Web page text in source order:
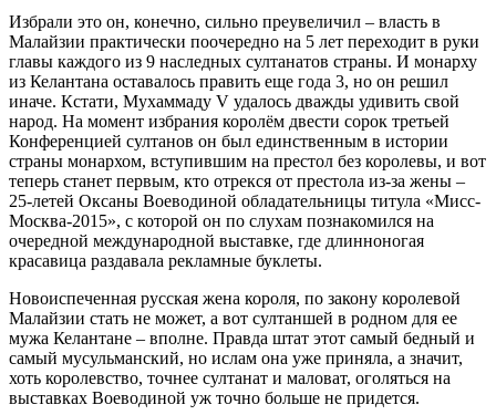
Избрали это он, конечно, сильно преувеличил – власть в
Малайзии практически поочередно на 5 лет переходит в руки
главы каждого из 9 наследных султанатов страны. И монарху
из Келантана оставалось править еще года 3, но он решил
иначе. Кстати, Мухаммаду V удалось дважды удивить свой
народ. На момент избрания королём двести сорок третьей
Конференцией султанов он был единственным в истории
страны монархом, вступившим на престол без королевы, и вот
теперь станет первым, кто отрекся от престола из-за жены –
25-летей Оксаны Воеводиной обладательницы титула «Мисс-
Москва-2015», с которой он по слухам познакомился на
очередной международной выставке, где длинноногая
красавица раздавала рекламные буклеты.
Новоиспеченная русская жена короля, по закону королевой
Малайзии стать не может, а вот султаншей в родном для ее
мужа Келантане – вполне. Правда штат этот самый бедный и
самый мусульманский, но ислам она уже приняла, а значит,
хоть королевство, точнее султанат и маловат, оголяться на
выставках Воеводиной уж точно больше не придется.